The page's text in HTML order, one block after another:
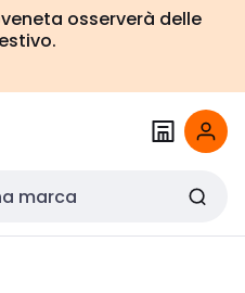
osserverà delle